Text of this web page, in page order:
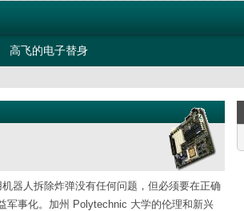
高飞的电子替身
器人拆除炸弹没有任何问题，但必须要在正确
军事化。加州 Polytechnic 大学的伦理和新兴